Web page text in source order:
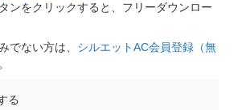
ンをクリックすると、フリーダウンロー
でない方は、 シルエットAC会員登録（無
る